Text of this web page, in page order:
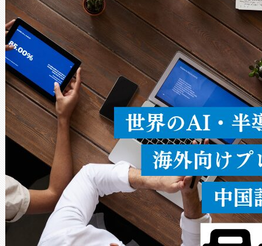
× 80°のノーマルモード、長
ードを切り替えて使用するこ
ることなく、単一のデバイス
うにします。遠距離まで届く
密度なスキャ […]